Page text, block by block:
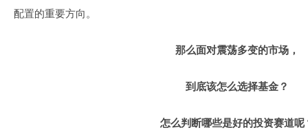
配置的重要方向。
那么面对震荡多变的市场，
到底该怎么选择基金？
怎么判断哪些是好的投资赛道呢